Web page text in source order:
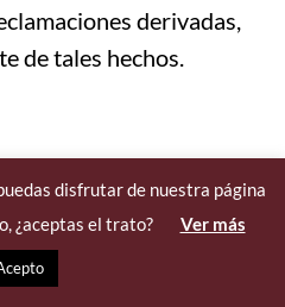
derivadas,
de tales hechos.
el acceso a multitud de
programas o datos (en
en Internet
disfrutar de nuestra página
¿aceptas el trato?
Ver más